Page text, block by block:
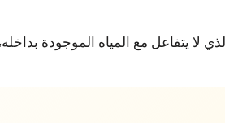
لا يتفاعل مع المياه الموجودة